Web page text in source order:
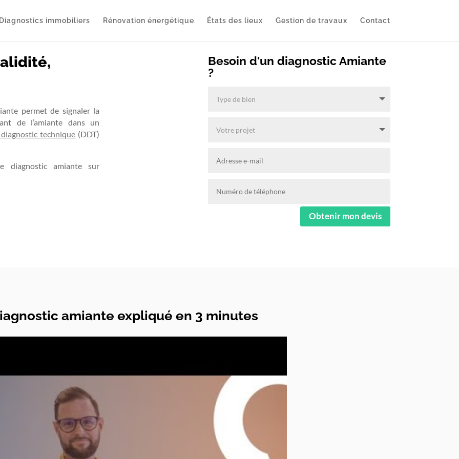
immobiliers Rénovation énergétique États des lieux Gestion de travaux Contact
permet de signaler la
de l’amiante dans un
technique (DDT)
diagnostic amiante sur
Besoin d'un diagnostic Amiante
?
Obtenir mon devis
amiante expliqué en 3 minutes